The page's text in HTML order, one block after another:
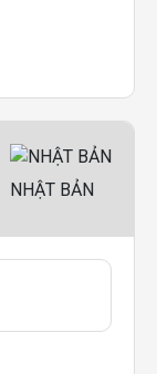
NHẬT BẢN